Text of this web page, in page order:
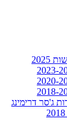
ג'סר דרימינג